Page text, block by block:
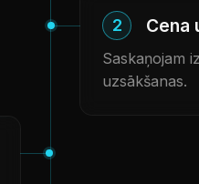
2 Cena
Saskaņojam
uzsākšanas.